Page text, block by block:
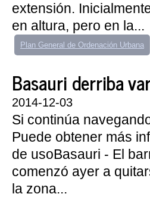
extensión.
en altura, pero en la...
Plan General de Ordenación Urbana
Basauri derriba
2014-12-03
Si continúa
Puede obtener más
de usoBasauri - El
comenzó ayer a
la zona...